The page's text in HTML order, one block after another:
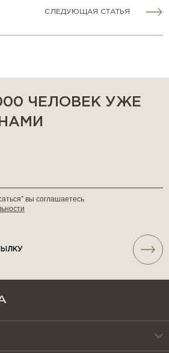
СЛЕДУЮЩАЯ СТАТЬЯ
ЧЕЛОВЕК УЖЕ
вы соглашаетесь